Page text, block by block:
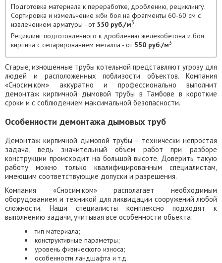
Подготовка материала к переработке, дроблению, рециклингу.
Сортировка и измельчение жби боя на фрагменты 60-60 см с
извлечением арматуры - от 550 руб./м3
Рециклинг подготовленного к дроблению железобетона и боя
кирпича с сепарированием металла - от 550 руб./м3
Старые, изношенные трубы котельной представляют угрозу для
людей и расположенных поблизости объектов. Компания
«Сносим.ком» аккуратно и профессионально выполнит
демонтаж кирпичной дымовой трубы в Тамбове в короткие
сроки и с соблюдением максимальной безопасности.
Особенности демонтажа дымовых труб
Демонтаж кирпичной дымовой трубы – технически непростая
задача, ведь значительный объем работ при разборе
конструкции происходит на большой высоте. Доверить такую
работу можно только квалифицированным специалистам,
имеющим соответствующие допуски и разрешения.
Компания «Сносим.ком» располагает необходимым
оборудованием и техникой для ликвидации сооружений любой
сложности. Наши специалисты комплексно подходят к
выполнению задачи, учитывая все особенности объекта:
тип материала;
конструктивные параметры;
уровень физического износа;
особенности ландшафта и т.д.